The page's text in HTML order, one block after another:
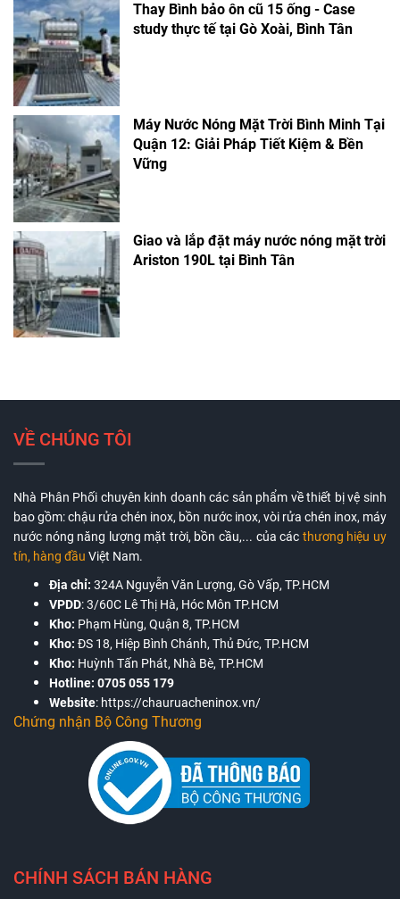
Thay Bình bảo ôn cũ 15 ống - Case
study thực tế tại Gò Xoài, Bình Tân
Máy Nước Nóng Mặt Trời Bình Minh Tại
Quận 12: Giải Pháp Tiết Kiệm & Bền
Vững
Giao và lắp đặt máy nước nóng mặt trời
Ariston 190L tại Bình Tân
VỀ CHÚNG TÔI
Nhà Phân Phối chuyên kinh doanh các sản phẩm về thiết bị vệ sinh
bao gồm: chậu rửa chén inox, bồn nước inox, vòi rửa chén inox, máy
nước nóng năng lượng mặt trời, bồn cầu,... của các thương hiệu uy
tín, hàng đầu Việt Nam.
Địa chỉ: 324A Nguyễn Văn Lượng, Gò Vấp, TP.HCM
VPDD:3/60C Lê Thị Hà, Hóc Môn TP.HCM
Kho: Phạm Hùng, Quận 8, TP.HCM
Kho: ĐS 18, Hiệp Bình Chánh, Thủ Đức, TP.HCM
Kho: Huỳnh Tấn Phát, Nhà Bè, TP.HCM
Hotline: 0705 055 179
Website: https://chauruacheninox.vn/
Chứng nhận Bộ Công Thương
CHÍNH SÁCH BÁN HÀNG